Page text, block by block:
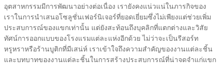
อุตสาหกรรมมีการพัฒนาอย่างต่อเนื่อง เรายังคงแน่วแน่ในภารกิจของ
เราในการนำเสนอโซลูชั่นเฟอร์นิเจอร์ที่ยอดเยี่ยมซึ่งไม่เพียงแต่ช่วยเพิ่ม
ประสบการณ์ของแขกเท่านั้น แต่ยังสะท้อนถึงบุคลิกที่แตกต่างและวิสัย
ทัศน์การออกแบบของโรงแรมแต่ละแห่งอีกด้วย ไม่ว่าจะเป็นรีสอร์ท
หรูหราหรือร้านบูติกที่มีเสน่ห์ เราเข้าใจถึงความสำคัญของงานแต่ละชิ้น
และบทบาทของงานแต่ละชิ้นในการสร้างประสบการณ์ที่น่าจดจำแก่แขก